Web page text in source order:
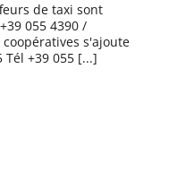
de taxi sont
055 4390 /
coopératives s'ajoute
+39 055 [...]